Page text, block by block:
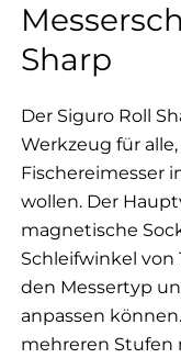
Sharp
Der Siguro Roll
Werkzeug für
Fischereimesser
wollen. Der
magnetische
Schleifwinkel von
den Messertyp
anpassen
mehreren Stufen